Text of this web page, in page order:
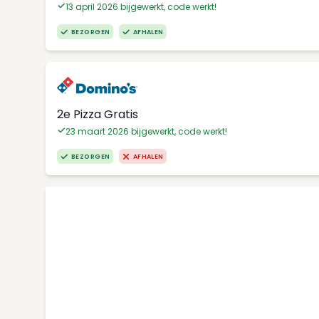
13 april 2026 bijgewerkt, code werkt!
BEZORGEN AFHALEN
2e Pizza Gratis
23 maart 2026 bijgewerkt, code werkt!
BEZORGEN AFHALEN